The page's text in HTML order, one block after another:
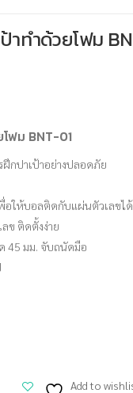
าทำด้วยโฟม
ฟม BNT-01
ฝึกปาเป้าอย่างปลอดภัย
อให้บอลติดกับแผ่นตัวเลขได้
ข ติดตั้งง่าย
45 มม. จับถนัดมือ
Add to